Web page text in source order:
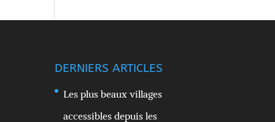
DERNIERS ARTICLES
Les plus beaux villages
accessibles depuis les